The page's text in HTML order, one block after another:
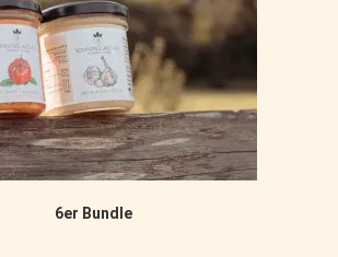
6er Bundle